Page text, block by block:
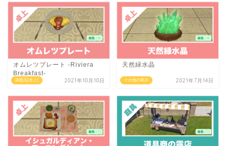
調度品(卓上)
オムレツプレート -Riviera
Breakfast-
2021年10月10日 その他の家具
天然緑水晶
2021年7月14日